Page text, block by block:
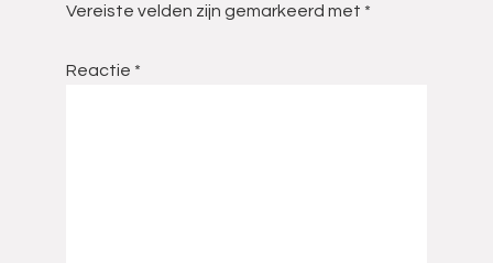
Vereiste velden zijn gemarkeerd met *
Reactie *